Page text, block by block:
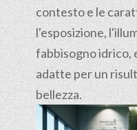
contesto e le
l'esposizione,
fabbisogno idrico,
adatte per un
bellezza.